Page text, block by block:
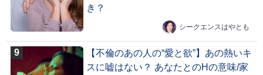
き？
シークエンスはやとも
【不倫のあの人の“愛と欲”】あの熱いキ
スに嘘はない？ あなたとのHの意味/家